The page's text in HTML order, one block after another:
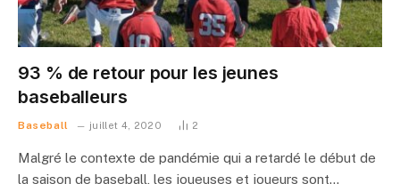
93 % de retour pour les jeunes
baseballeurs
Baseball juillet 4, 2020 2
Malgré le contexte de pandémie qui a retardé le début de
la saison de baseball, les joueuses et joueurs sont…